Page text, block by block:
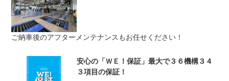
免責金 無し
保証修理
全国のＷＥＣＡＲＳで修理受付可能です。詳細はスタッフ
法定整備
整備付 法定12ヶ月または法定24ヶ月点検整備付
※車検なし・車検整備付の場合は法定24ヶ月点検整備付
※商用車は6ヶ月または12ヶ月点検整備付
ご納車後のアフターメンテナンスもお任せください！
安心の「ＷＥ！保証」最大で３６機構３４
３項目の保証！